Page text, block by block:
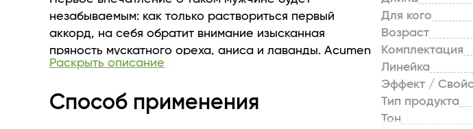
незабываемым: как только раствориться первый
аккорд, на себя обратит внимание изысканная
пряность мускатного ореха, аниса и лаванды. Acumen
Noir создан для того, чтобы очаровывать, а без
аромат растворяется в тонком звучании ванили и
Раскрыть описание
Способ применения
Для кого
Возраст
Комплектация
Линейка
Эффект /
Тип продукта
Тон